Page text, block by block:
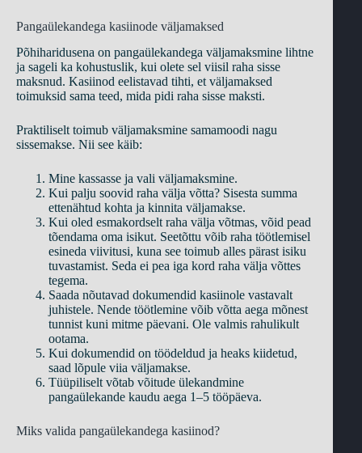
Pangaülekandega kasiinode väljamaksed
Põhiharidusena on pangaülekandega väljamaksmine lihtne
ja sageli ka kohustuslik, kui olete sel viisil raha sisse
maksnud. Kasiinod eelistavad tihti, et väljamaksed
toimuksid sama teed, mida pidi raha sisse maksti.
Praktiliselt toimub väljamaksmine samamoodi nagu
sissemakse. Nii see käib:
Mine kassasse ja vali väljamaksmine.
Kui palju soovid raha välja võtta? Sisesta summa
ettenähtud kohta ja kinnita väljamakse.
Kui oled esmakordselt raha välja võtmas, võid pead
tõendama oma isikut. Seetõttu võib raha töötlemisel
esineda viivitusi, kuna see toimub alles pärast isiku
tuvastamist. Seda ei pea iga kord raha välja võttes
tegema.
Saada nõutavad dokumendid kasiinole vastavalt
juhistele. Nende töötlemine võib võtta aega mõnest
tunnist kuni mitme päevani. Ole valmis rahulikult
ootama.
Kui dokumendid on töödeldud ja heaks kiidetud,
saad lõpule viia väljamakse.
Tüüpiliselt võtab võitude ülekandmine
pangaülekande kaudu aega 1–5 tööpäeva.
Miks valida pangaülekandega kasiinod?